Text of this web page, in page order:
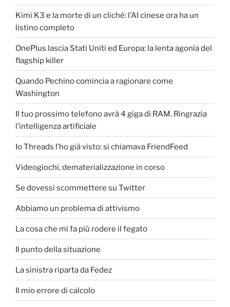
Kimi K3 e la morte di un cliché: l’AI cinese ora ha un
listino completo
OnePlus lascia Stati Uniti ed Europa: la lenta agonia del
flagship killer
Quando Pechino comincia a ragionare come
Washington
Il tuo prossimo telefono avrà 4 giga di RAM. Ringrazia
l’intelligenza artificiale
Io Threads l’ho già visto: si chiamava FriendFeed
Videogiochi, dematerializzazione in corso
Se dovessi scommettere su Twitter
Abbiamo un problema di attivismo
La cosa che mi fa più rodere il fegato
Il punto della situazione
La sinistra riparta da Fedez
Il mio errore di calcolo